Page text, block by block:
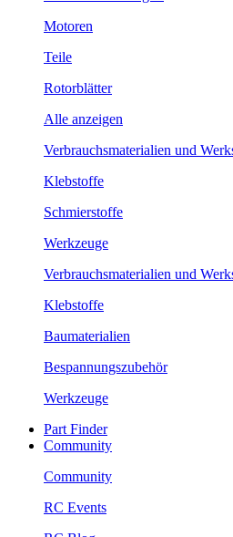
Motoren
Teile
Rotorblätter
Alle anzeigen
Verbrauchsmaterialien und
Klebstoffe
Schmierstoffe
Werkzeuge
Verbrauchsmaterialien und
Klebstoffe
Baumaterialien
Bespannungszubehör
Werkzeuge
Part Finder
Community
Community
RC Events